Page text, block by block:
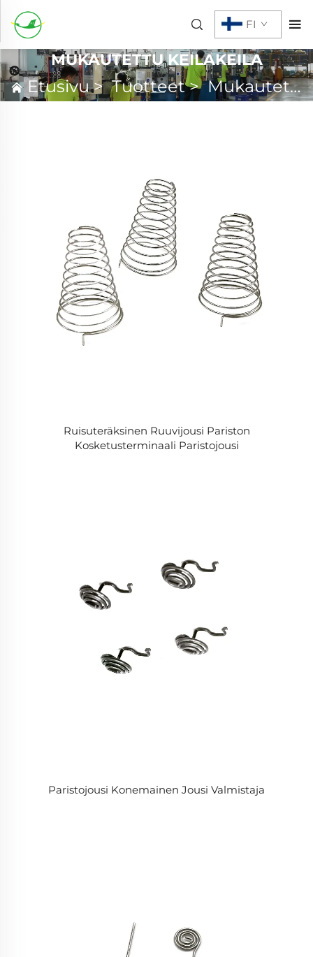
FI
MUKAUTETTU KEILAKEILA
Etusivu>Tuotteet>Mukautettu keilakeila
Ruisuteräksinen Ruuvijousi Pariston
Kosketusterminaali Paristojousi
Paristojousi Konemainen Jousi Valmistaja